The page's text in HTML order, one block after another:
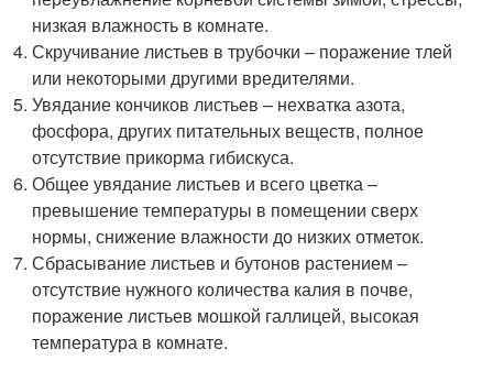
низкая влажность в комнате.
Скручивание листьев в трубочки – поражение тлей
или некоторыми другими вредителями.
Увядание кончиков листьев – нехватка азота,
фосфора, других питательных веществ, полное
отсутствие прикорма гибискуса.
Общее увядание листьев и всего цветка –
превышение температуры в помещении сверх
нормы, снижение влажности до низких отметок.
Сбрасывание листьев и бутонов растением –
отсутствие нужного количества калия в почве,
поражение листьев мошкой галлицей, высокая
температура в комнате.